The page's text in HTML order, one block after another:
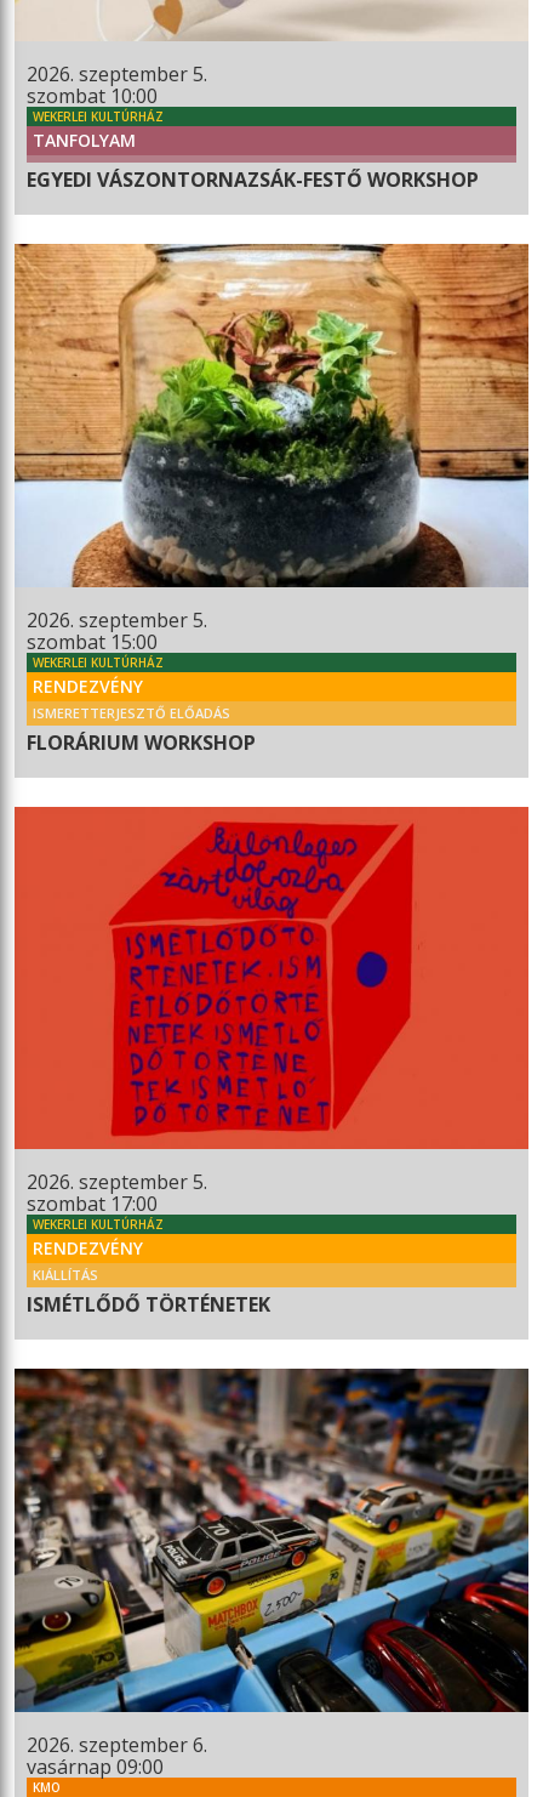
2026. szeptember 5.
szombat 10:00
WEKERLEI KULTÚRHÁZ
TANFOLYAM
EGYEDI VÁSZONTORNAZSÁK-FESTŐ WORKSHOP
2026. szeptember 5.
szombat 15:00
WEKERLEI KULTÚRHÁZ
RENDEZVÉNY
ISMERETTERJESZTŐ ELŐADÁS
FLORÁRIUM WORKSHOP
2026. szeptember 5.
szombat 17:00
WEKERLEI KULTÚRHÁZ
RENDEZVÉNY
KIÁLLÍTÁS
ISMÉTLŐDŐ TÖRTÉNETEK
2026. szeptember 6.
vasárnap 09:00
KMO